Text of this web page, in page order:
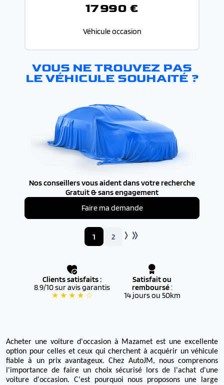
17 990 €
Véhicule occasion
VOUS NE TROUVEZ PAS
LE VÉHICULE SOUHAITÉ ?
Nos conseillers vous aident dans votre recherche
Gratuit & sans engagement
Faire ma demande
1 2
Clients satisfaits :
8.9/10 sur avis garantis
★ ★ ★ ★ ☆
Satisfait ou
remboursé:
14 jours ou 50km
Acheter une voiture d'occasion à Mazamet est une excellente
option pour celles et ceux qui cherchent à acquérir un véhicule
fiable à un prix avantageux. Chez AutoJM, nous comprenons
l'importance de faire un choix sécurisé lors de l'achat d'une
voiture d'occasion. C'est pourquoi nous proposons une large